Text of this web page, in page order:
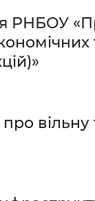
РНБОУ
вільну